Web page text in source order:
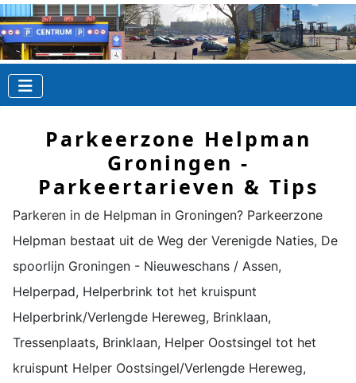
Parkeerzone Helpman
Groningen -
Parkeertarieven & Tips
Parkeren in de Helpman in Groningen? Parkeerzone
Helpman bestaat uit de Weg der Verenigde Naties, De
spoorlijn Groningen - Nieuweschans / Assen,
Helperpad, Helperbrink tot het kruispunt
Helperbrink/Verlengde Hereweg, Brinklaan,
Tressenplaats, Brinklaan, Helper Oostsingel tot het
kruispunt Helper Oostsingel/Verlengde Hereweg,